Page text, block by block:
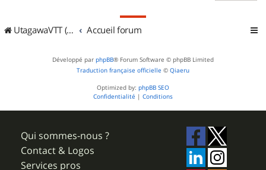
UtagawaVTT (Randos VTT et VTTAE avec traces GPS) Accueil forum
Développé par phpBB® Forum Software © phpBB Limited
Traduction française officielle © Qiaeru
Optimized by: phpBB SEO
Confidentialité | Conditions
Qui sommes-nous ?
Contact & Logos
Services pros